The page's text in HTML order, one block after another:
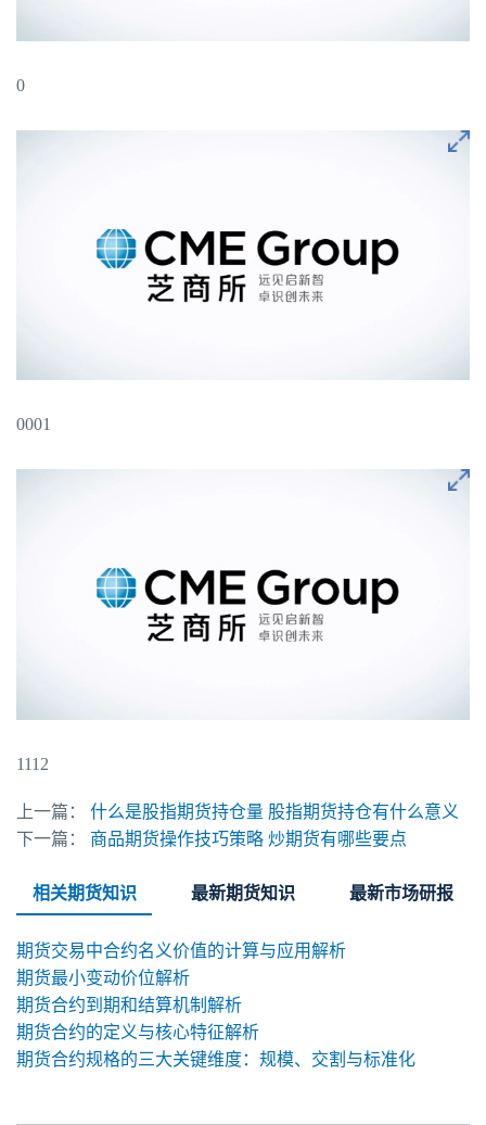
0
0001
1112
上一篇：
什么是股指期货持仓量 股指期货持仓有什么意义
下一篇：
商品期货操作技巧策略 炒期货有哪些要点
相关期货知识 最新期货知识 最新市场研报
期货交易中合约名义价值的计算与应用解析
期货最小变动价位解析
期货合约到期和结算机制解析
期货合约的定义与核心特征解析
期货合约规格的三大关键维度：规模、交割与标准化